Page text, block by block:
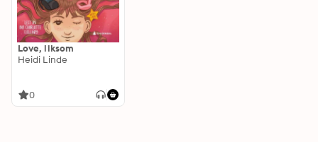
Love, liksom
Heidi Linde
0